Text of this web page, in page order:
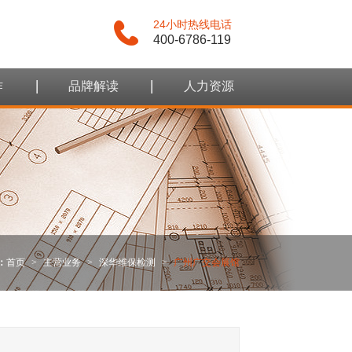
24小时热线电话
400-6786-119
品牌解读 人力资源
首页 > 主营业务 > 深华维保检测 > 广州广交会展馆